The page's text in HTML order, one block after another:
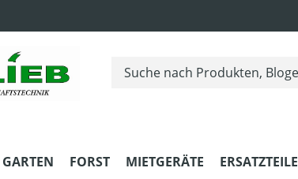
GARTEN FORST MIETGERÄTE ERSATZTEILE